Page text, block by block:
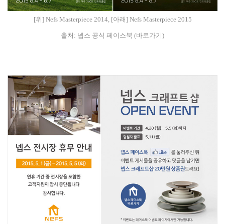
[위] Nefs Masterpiece 2014, [아래] Nefs Masterpiece 2015
출처: 넵스 공식 페이스북 (바로가기)